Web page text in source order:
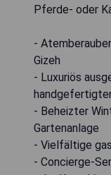
Pferde- oder
-
Gizeh
- Luxuriös
- Beheizter
Gartenanlage
- Vielfältige
- Concierge-